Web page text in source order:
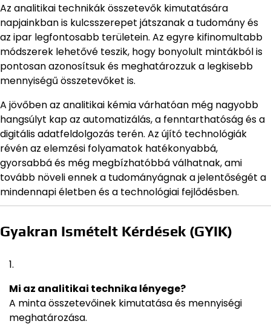
Az analitikai technikák összetevők kimutatására
napjainkban is kulcsszerepet játszanak a tudomány és
az ipar legfontosabb területein. Az egyre kifinomultabb
módszerek lehetővé teszik, hogy bonyolult mintákból is
pontosan azonosítsuk és meghatározzuk a legkisebb
mennyiségű összetevőket is.
A jövőben az analitikai kémia várhatóan még nagyobb
hangsúlyt kap az automatizálás, a fenntarthatóság és a
digitális adatfeldolgozás terén. Az újító technológiák
révén az elemzési folyamatok hatékonyabbá,
gyorsabbá és még megbízhatóbbá válhatnak, ami
tovább növeli ennek a tudományágnak a jelentőségét a
mindennapi életben és a technológiai fejlődésben.
Gyakran Ismételt Kérdések (GYIK)
Mi az analitikai technika lényege?
A minta összetevőinek kimutatása és mennyiségi
meghatározása.